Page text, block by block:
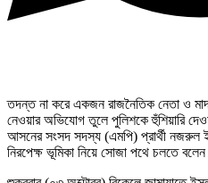
তদন্ত না করে একজন রাজনৈতিক নেতা ও
নেওয়ার অভিযোগ তুলে পুলিশকে হুঁশিয়ারি
আসনের সংসদ সদস্য (এমপি) প্রার্থী নজরুল
নিরপেক্ষ ভূমিকা নিয়ে সোজা পথে চলতে